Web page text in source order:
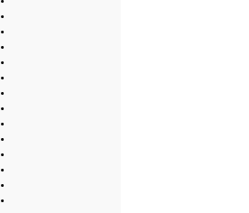
•
•
•
•
•
•
•
•
•
•
•
•
•